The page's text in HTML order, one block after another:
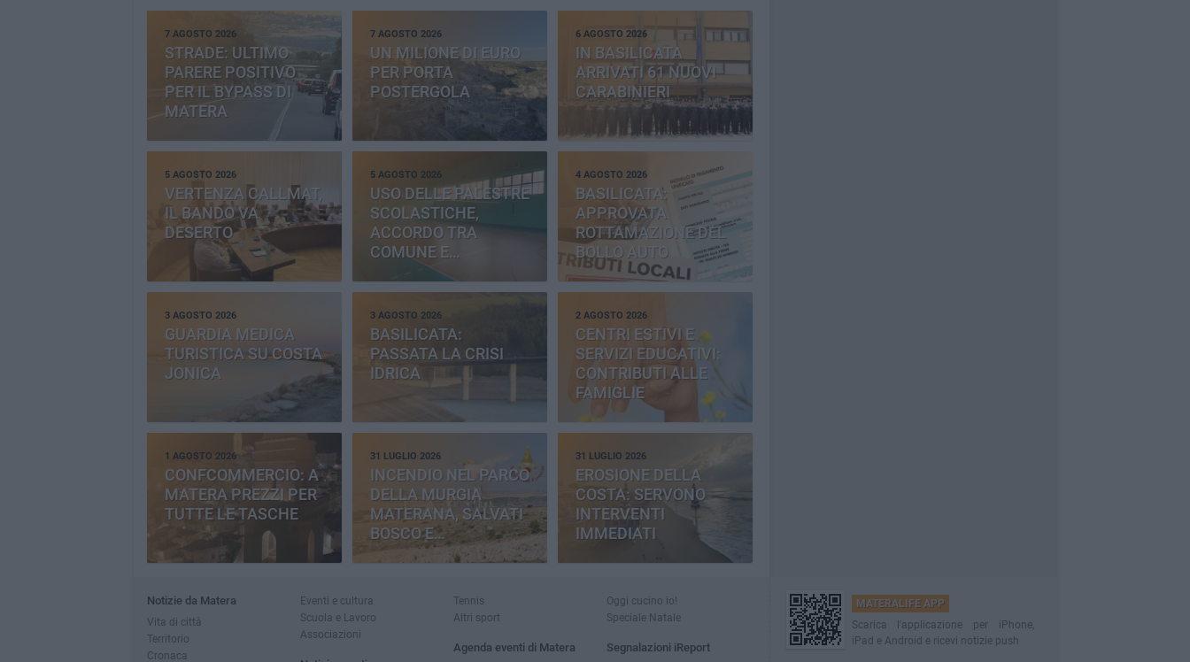
7 AGOSTO 2026
STRADE: ULTIMO
PARERE POSITIVO
PER IL BYPASS DI
MATERA
7 AGOSTO 2026
UN MILIONE DI EURO
PER PORTA
POSTERGOLA
6 AGOSTO 2026
IN BASILICATA
ARRIVATI 61 NUOVI
CARABINIERI
5 AGOSTO 2026
VERTENZA CALLMAT,
IL BANDO VA
DESERTO
5 AGOSTO 2026
USO DELLE PALESTRE
SCOLASTICHE,
ACCORDO TRA
COMUNE E
PROVINCIA
4 AGOSTO 2026
BASILICATA:
APPROVATA
ROTTAMAZIONE DEL
BOLLO AUTO
3 AGOSTO 2026
GUARDIA MEDICA
TURISTICA SU COSTA
JONICA
3 AGOSTO 2026
BASILICATA:
PASSATA LA CRISI
IDRICA
2 AGOSTO 2026
CENTRI ESTIVI E
SERVIZI EDUCATIVI:
CONTRIBUTI ALLE
FAMIGLIE
1 AGOSTO 2026
CONFCOMMERCIO: A
MATERA PREZZI PER
TUTTE LE TASCHE
31 LUGLIO 2026
INCENDIO NEL PARCO
DELLA MURGIA
MATERANA, SALVATI
BOSCO E
CEMENTERIA
31 LUGLIO 2026
EROSIONE DELLA
COSTA: SERVONO
INTERVENTI
IMMEDIATI
Notizie da Matera
Vita di città
Territorio
Cronaca
Eventi e cultura
Scuola e Lavoro
Associazioni
Tennis
Altri sport
Agenda eventi di Matera
Oggi cucino io!
Speciale Natale
Segnalazioni iReport
MATERALIFE APP
Scarica l'applicazione per iPhone,
iPad e Android e ricevi notizie push